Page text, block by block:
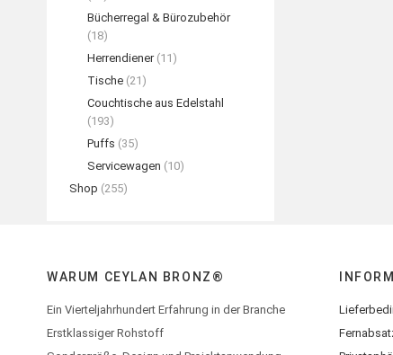
Bücherregal & Bürozubehör
(18)
Herrendiener (11)
Tische (21)
Couchtische aus Edelstahl
(193)
Puffs (35)
Servicewagen (10)
Shop (255)
WARUM CEYLAN BRONZ®
Ein Vierteljahrhundert Erfahrung in der Branche
Erstklassiger Rohstoff